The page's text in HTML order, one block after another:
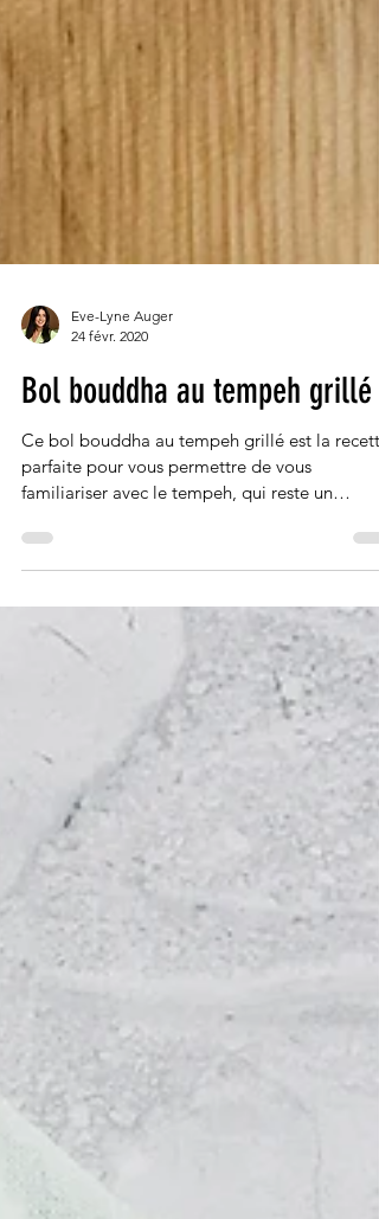
Eve-Lyne Auger
24 févr. 2020
Bol bouddha au tempeh grillé
Ce bol bouddha au tempeh grillé est la recette
familiariser avec le tempeh, qui reste un
ingrédient ...